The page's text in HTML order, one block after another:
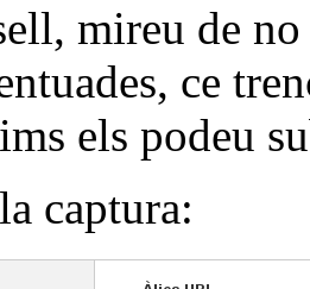
mireu de
ce
els podeu
captura: